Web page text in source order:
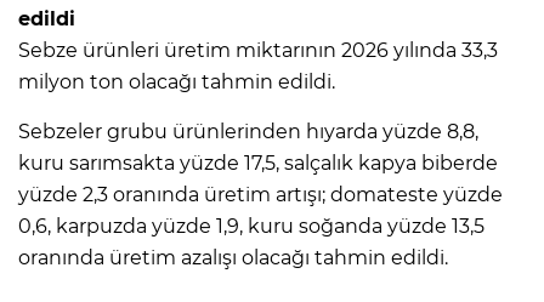
edildi
Sebze ürünleri üretim miktarının 2026 yılında 33,3
milyon ton olacağı tahmin edildi.
Sebzeler grubu ürünlerinden hıyarda yüzde 8,8,
kuru sarımsakta yüzde 17,5, salçalık kapya biberde
yüzde 2,3 oranında üretim artışı; domateste yüzde
0,6, karpuzda yüzde 1,9, kuru soğanda yüzde 13,5
oranında üretim azalışı olacağı tahmin edildi.